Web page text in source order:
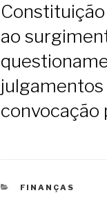
ao
convocação
CATEGORIAS
FINANÇAS